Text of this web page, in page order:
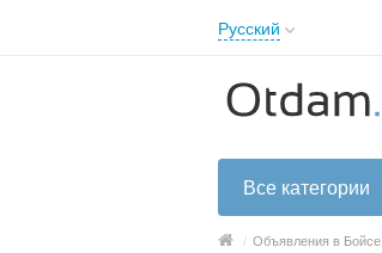
Русский
English
Русский
Українська
Все категории
/ Объявления в Бойсе